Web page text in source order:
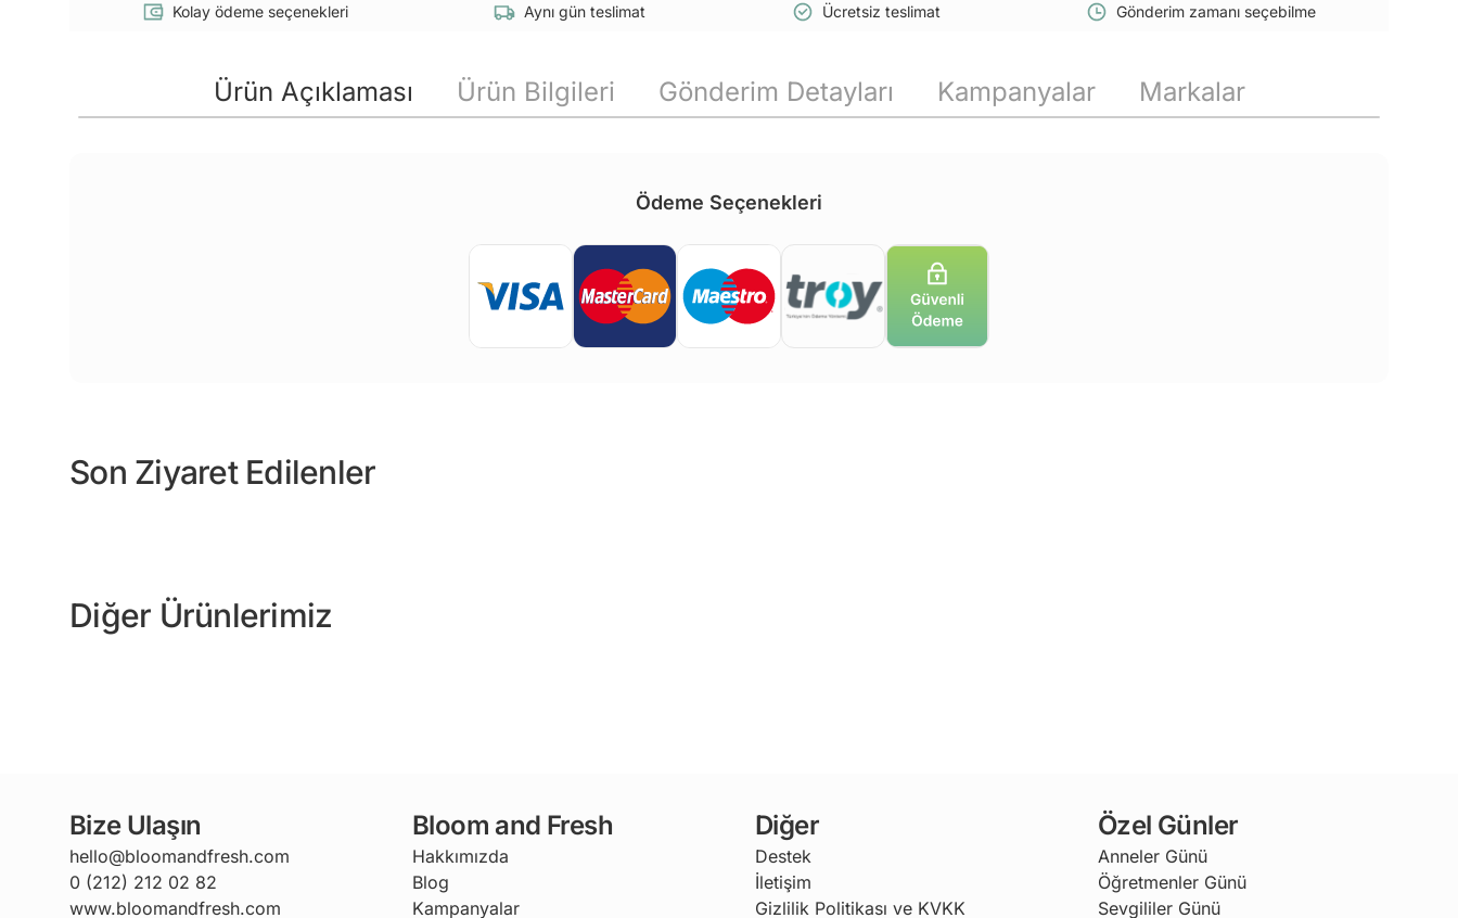
Kolay ödeme seçenekleri Aynı gün teslimat Ücretsiz teslimat Gönderim zamanı seçebilme
Ürün Açıklaması Ürün Bilgileri Gönderim Detayları Kampanyalar Markalar
Ödeme Seçenekleri
Son Ziyaret Edilenler
Diğer Ürünlerimiz
Bize Ulaşın
hello@bloomandfresh.com
0 (212) 212 02 82
www.bloomandfresh.com
Bloom and Fresh
Hakkımızda
Blog
Kampanyalar
Diğer
Destek
İletişim
Gizlilik Politikası ve KVKK
Özel Günler
Anneler Günü
Öğretmenler Günü
Sevgililer Günü